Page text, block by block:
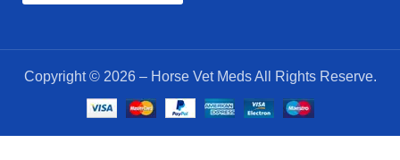
Copyright © 2026 – Horse Vet Meds All Rights Reserve.